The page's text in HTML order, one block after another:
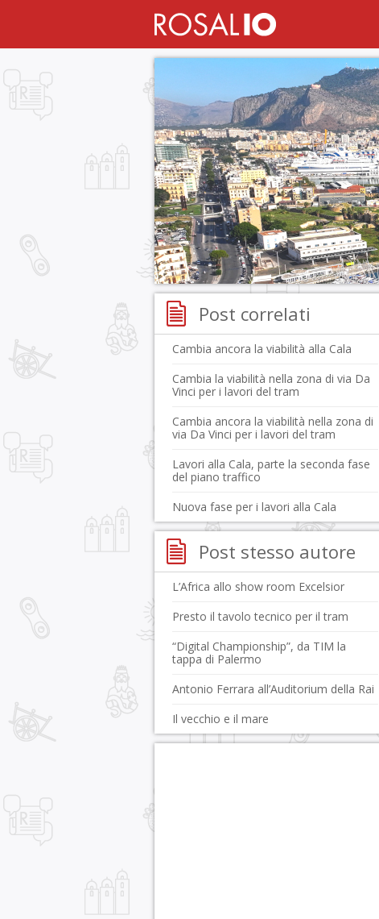
Post correlati
Cambia ancora la viabilità alla Cala
Cambia la viabilità nella zona di via Da
Vinci per i lavori del tram
Cambia ancora la viabilità nella zona di
via Da Vinci per i lavori del tram
Lavori alla Cala, parte la seconda fase
del piano traffico
Nuova fase per i lavori alla Cala
Post stesso autore
L’Africa allo show room Excelsior
Presto il tavolo tecnico per il tram
“Digital Championship”, da TIM la
tappa di Palermo
Antonio Ferrara all’Auditorium della Rai
Il vecchio e il mare